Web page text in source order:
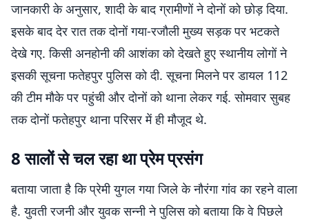
जानकारी के अनुसार, शादी के बाद ग्रामीणों ने दोनों को छोड़ दिया.
इसके बाद देर रात तक दोनों गया-रजौली मुख्य सड़क पर भटकते
देखे गए. किसी अनहोनी की आशंका को देखते हुए स्थानीय लोगों ने
इसकी सूचना फतेहपुर पुलिस को दी. सूचना मिलने पर डायल 112
की टीम मौके पर पहुंची और दोनों को थाना लेकर गई. सोमवार सुबह
तक दोनों फतेहपुर थाना परिसर में ही मौजूद थे.
8 सालों से चल रहा था प्रेम प्रसंग
बताया जाता है कि प्रेमी युगल गया जिले के नौरंगा गांव का रहने वाला
है. युवती रजनी और युवक सन्नी ने पुलिस को बताया कि वे पिछले